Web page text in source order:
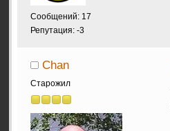
Сообщений: 17
Репутация: -3
Chan
Старожил